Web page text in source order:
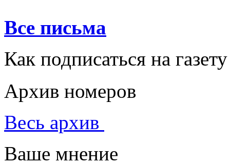
Все письма
Как подписаться на газету
Архив номеров
Весь архив
Ваше мнение